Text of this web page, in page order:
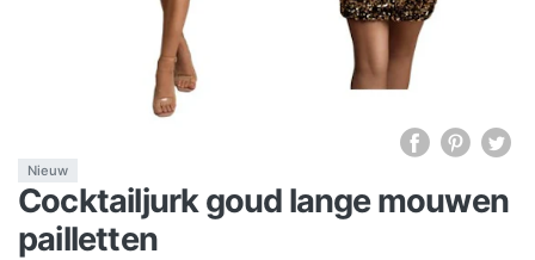
Nieuw
Cocktailjurk goud lange mouwen
pailletten